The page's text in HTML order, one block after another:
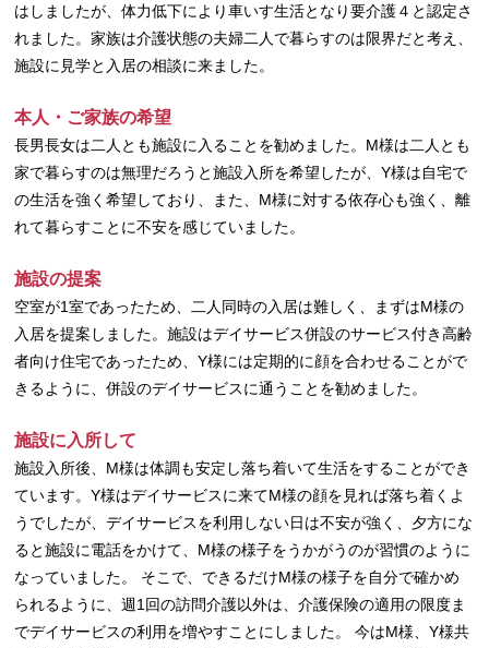
はしましたが、体力低下により車いす生活となり要介護４と認定さ
れました。家族は介護状態の夫婦二人で暮らすのは限界だと考え、
施設に見学と入居の相談に来ました。
本人・ご家族の希望
長男長女は二人とも施設に入ることを勧めました。M様は二人とも
家で暮らすのは無理だろうと施設入所を希望したが、Y様は自宅で
の生活を強く希望しており、また、M様に対する依存心も強く、離
れて暮らすことに不安を感じていました。
施設の提案
空室が1室であったため、二人同時の入居は難しく、まずはM様の
入居を提案しました。施設はデイサービス併設のサービス付き高齢
者向け住宅であったため、Y様には定期的に顔を合わせることがで
きるように、併設のデイサービスに通うことを勧めました。
施設に入所して
施設入所後、M様は体調も安定し落ち着いて生活をすることができ
ています。Y様はデイサービスに来てM様の顔を見れば落ち着くよ
うでしたが、デイサービスを利用しない日は不安が強く、夕方にな
ると施設に電話をかけて、M様の様子をうかがうのが習慣のように
なっていました。 そこで、できるだけM様の様子を自分で確かめ
られるように、週1回の訪問介護以外は、介護保険の適用の限度ま
でデイサービスの利用を増やすことにしました。 今はM様、Y様共